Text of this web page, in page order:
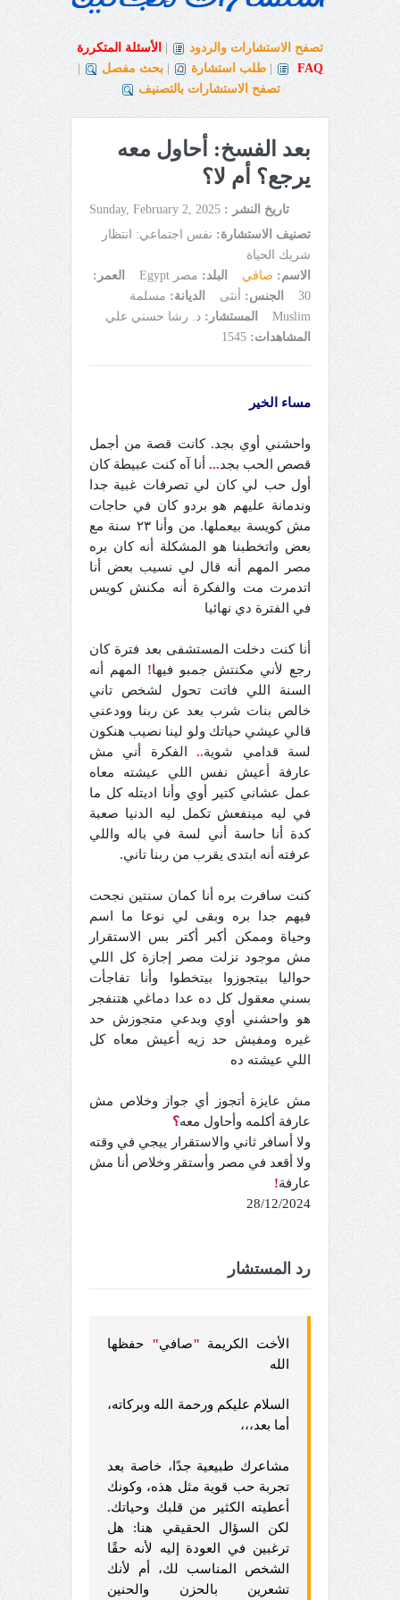
تصفح الاستشارات والردود
الأسئلة المتكررة
FAQ
طلب استشارة بحث مفصل
تصفح الاستشارات بالتصنيف
بعد الفسخ: أحاول معه
يرجع؟ أم لا؟
تاريخ النشر : Sunday, February 2, 2025
تصنيف الاستشارة: نفس اجتماعي: انتظار
شريك الحياة
الاسم: صافي البلد: مصر Egypt
العمر:
30
الجنس: أنثى الديانة: مسلمة
Muslim
المستشار: د. رشا حسني علي
المشاهدات: 1545
مساء الخير
واحشني أوي بجد. كانت قصة من أجمل
قصص الحب بجد... أنا آه كنت عبيطة كان
أول حب لي كان لي تصرفات غبية جدا
وندمانة عليهم هو بردو كان في حاجات
مش كويسة بيعملها. من وأنا ٢٣ سنة مع
بعض واتخطبنا هو المشكلة أنه كان بره
مصر المهم أنه قال لي نسيب بعض أنا
اتدمرت مت والفكرة أنه مكنش كويس
في الفترة دي نهائيا
أنا كنت دخلت المستشفى بعد فترة كان
رجع لأني مكنتش جمبو فيها! المهم أنه
السنة اللي فاتت تحول لشخص تاني
خالص بنات شرب بعد عن ربنا وودعني
قالي عيشي حياتك ولو لينا نصيب هنكون
لسة قدامي شوية..الفكرة أني مش
عارفة أعيش نفس اللي عيشته معاه
عمل عشاني كتير أوي وأنا اديتله كل ما
في ليه مينفعش تكمل ليه الدنيا صعبة
كدة أنا حاسة أني لسة في باله واللي
عرفته أنه ابتدى يقرب من ربنا تاني.
كنت سافرت بره أنا كمان سنتين نجحت
فيهم جدا بره وبقى لي نوعا ما اسم
وحياة وممكن أكبر أكتر بس الاستقرار
مش موجود نزلت مصر إجازة كل اللي
حواليا بيتجوزوا بيتخطوا وأنا تفاجأت
بسني معقول كل ده عدا دماغي هتنفجر
هو واحشني أوي وبدعي متجوزش حد
غيره ومفيش حد زيه أعيش معاه كل
اللي عيشته ده
مش عايزة أتجوز أي جواز وخلاص مش
عارفة أكلمه وأحاول معه؟
ولا أسافر ثاني والاستقرار ييجي في وقته
ولا أقعد في مصر وأستقر وخلاص أنا مش
عارفة!
28/12/2024
رد المستشار
الأخت الكريمة "صافي" حفظها
الله
السلام عليكم ورحمة الله وبركاته،
أما بعد،،،
مشاعرك طبيعية جدًا، خاصة بعد
تجربة حب قوية مثل هذه، وكونك
أعطيته الكثير من قلبك وحياتك.
لكن السؤال الحقيقي هنا: هل
ترغبين في العودة إليه لأنه حقًا
الشخص المناسب لك، أم لأنك
تشعرين بالحزن والحنين